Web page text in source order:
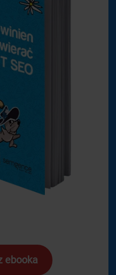
ebooka